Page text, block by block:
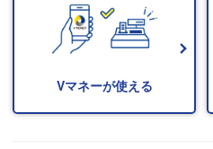
Vマネーが使える